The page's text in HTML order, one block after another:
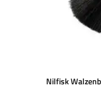
Nilfisk